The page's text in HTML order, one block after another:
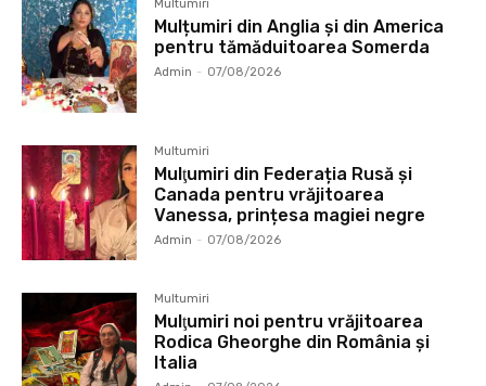
Multumiri
Mulțumiri din Anglia și din America
pentru tămăduitoarea Somerda
Admin - 07/08/2026
Multumiri
Mulţumiri din Federația Rusă și
Canada pentru vrăjitoarea
Vanessa, prințesa magiei negre
Admin - 07/08/2026
Multumiri
Mulţumiri noi pentru vrăjitoarea
Rodica Gheorghe din România și
Italia